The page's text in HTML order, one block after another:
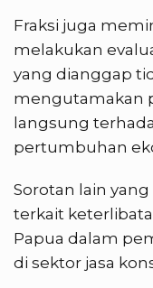
Fraksi juga
melakukan
yang dianggap
mengutamakan
langsung
pertumbuhan
Sorotan lain
terkait
Papua dalam
di sektor jasa